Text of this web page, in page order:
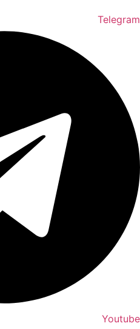
Telegram
Youtube